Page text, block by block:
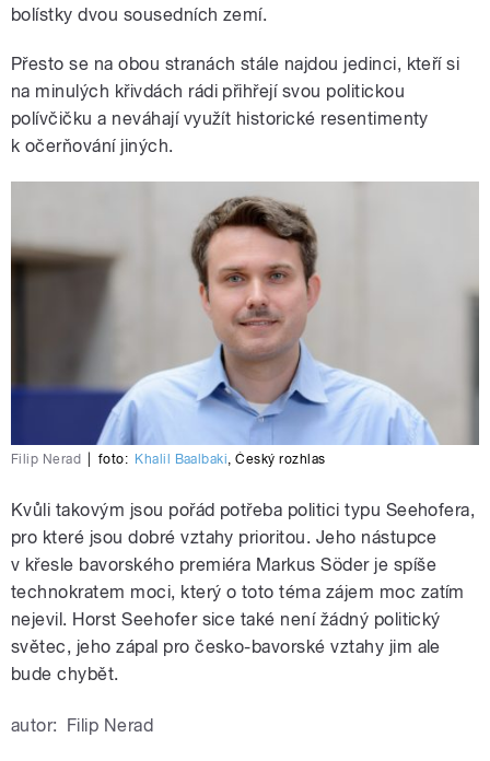
bolístky dvou sousedních zemí.
Přesto se na obou stranách stále najdou jedinci, kteří si
na minulých křivdách rádi přihřejí svou politickou
polívčičku a neváhají využít historické resentimenty
k očerňování jiných.
Filip Nerad foto: Khalil Baalbaki,Český rozhlas
Kvůli takovým jsou pořád potřeba politici typu Seehofera,
pro které jsou dobré vztahy prioritou. Jeho nástupce
v křesle bavorského premiéra Markus Söder je spíše
technokratem moci, který o toto téma zájem moc zatím
nejevil. Horst Seehofer sice také není žádný politický
světec, jeho zápal pro česko-bavorské vztahy jim ale
bude chybět.
autor: Filip Nerad